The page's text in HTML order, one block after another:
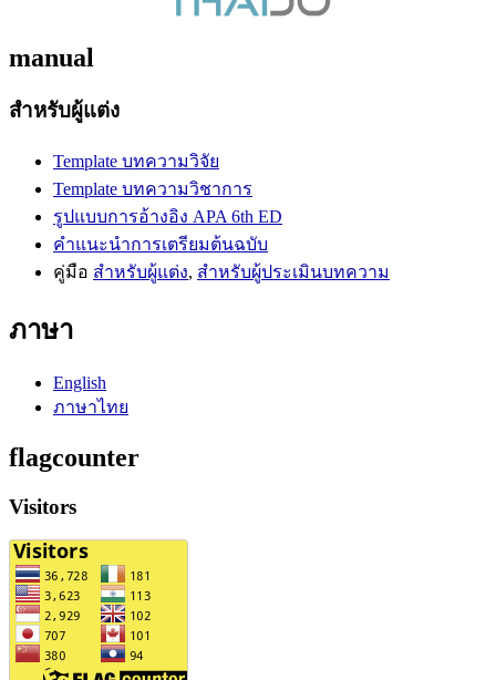
manual
สำหรับผู้แต่ง
Template บทความวิจัย
Template บทความวิชาการ
รูปแบบการอ้างอิง APA 6th ED
คำแนะนำการเตรียมต้นฉบับ
คู่มือ สำหรับผู้แต่ง, สำหรับผู้ประเมินบทความ
ภาษา
English
ภาษาไทย
flagcounter
Visitors